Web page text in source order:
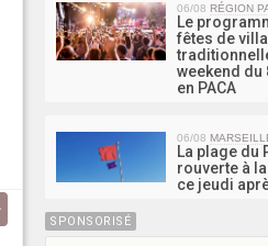
06/08 RÉGION
Le
fêtes de
weekend du
en PACA
06/08
La plage du
rouverte à
ce jeudi
SPONSORISÉ